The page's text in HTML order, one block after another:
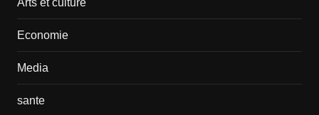
Economie
Media
sante